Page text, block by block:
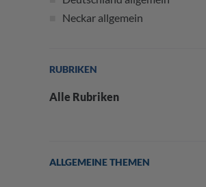
Neckar allgemein
RUBRIKEN
Alle Rubriken
ALLGEMEINE THEMEN